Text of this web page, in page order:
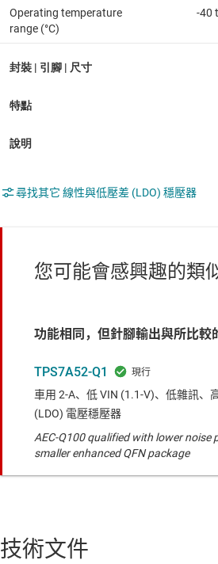
Operating temperature
range (°C)
-40
尋找其它 線性與低壓差 (LDO) 穩壓器
您可能會感興趣的類
功能相同，但針腳輸出與所比較
TPS7A52-Q1
車用 2-A、低 VIN (1.1-V)、低雜訊、
(LDO) 電壓穩壓器
AEC-Q100 qualified with lower noise
smaller enhanced QFN package
技術文件